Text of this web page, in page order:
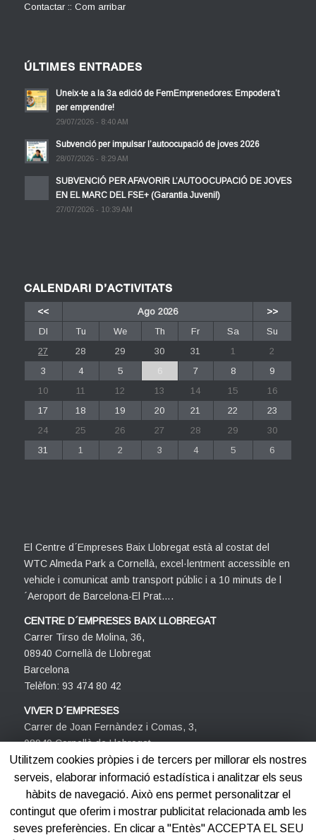
Contactar :: Com arribar
ÚLTIMES ENTRADES
Uneix-te a la 3a edició de FemEmprenedores: Empodera’t
per emprendre!
29/07/2026 - 8:40 AM
Subvenció per impulsar l’autoocupació de joves 2026
28/07/2026 - 8:29 AM
SUBVENCIÓ PER AFAVORIR L’AUTOOCUPACIÓ DE JOVES
EN EL MARC DEL FSE+ (Garantia Juvenil)
27/07/2026 - 10:39 AM
CALENDARI D’ACTIVITATS
<< Ago 2026
>>
Dl
Tu We Th Fr Sa
Su
27
28 29 30 31 1
2
3
4 5 6 7 8
9
10
11 12 13 14 15
16
17
18 19 20 21 22
23
24
25 26 27 28 29
30
31
1 2 3 4 5 6
El Centre d´Empreses Baix Llobregat està al costat del
WTC Almeda Park a Cornellà, excel·lentment accessible en
vehicle i comunicat amb transport públic i a 10 minuts de l
´Aeroport de Barcelona-El Prat….
CENTRE D´EMPRESES BAIX LLOBREGAT
Carrer Tirso de Molina, 36,
08940 Cornellà de Llobregat
Barcelona
Telèfon: 93 474 80 42
VIVER D´EMPRESES
Carrer de Joan Fernàndez i Comas, 3,
08940 Cornellà de Llobregat
Barcelona
Telèfon: 93 474 80 42
Utilitzem cookies pròpies i de tercers per millorar els nostres
serveis, elaborar informació estadística i analitzar els seus
hàbits de navegació. Això ens permet personalitzar el
contingut que oferim i mostrar publicitat relacionada amb les
seves preferències. En clicar a "Entès" ACCEPTA EL SEU